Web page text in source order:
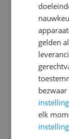
3,18 cm
gelden
elk